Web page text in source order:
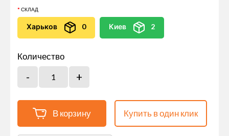
СКЛАД
Харьков 0 Киев 2
Количество
В корзину Купить в один клик